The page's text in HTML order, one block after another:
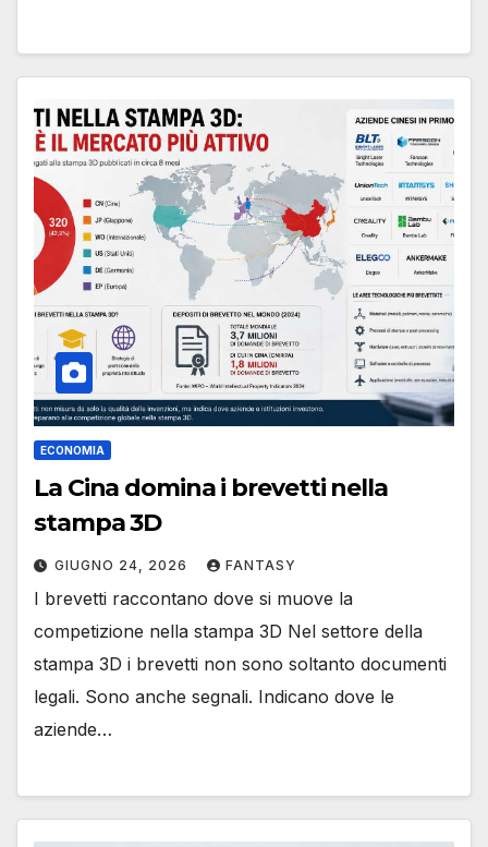
ECONOMIA
La Cina domina i brevetti nella
stampa 3D
GIUGNO 24, 2026 FANTASY
I brevetti raccontano dove si muove la
competizione nella stampa 3D Nel settore della
stampa 3D i brevetti non sono soltanto documenti
legali. Sono anche segnali. Indicano dove le
aziende…